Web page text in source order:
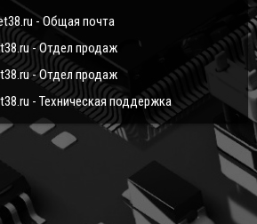
- Общая почта
- Отдел продаж
- Отдел продаж
- Техническая поддержка